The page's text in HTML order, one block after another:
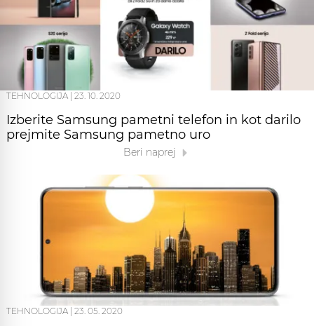
TEHNOLOGIJA 23. 10. 2020
Izberite Samsung pametni telefon in kot darilo
prejmite Samsung pametno uro
Beri naprej
TEHNOLOGIJA 23. 05. 2020